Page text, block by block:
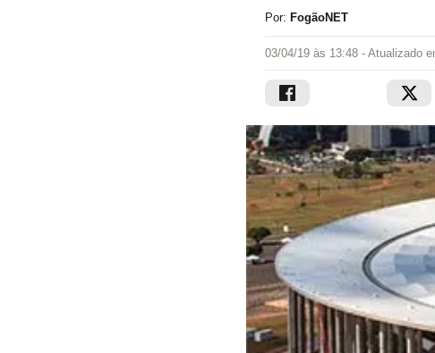
Por: FogãoNET
03/04/19 às 13:48 - Atualizado